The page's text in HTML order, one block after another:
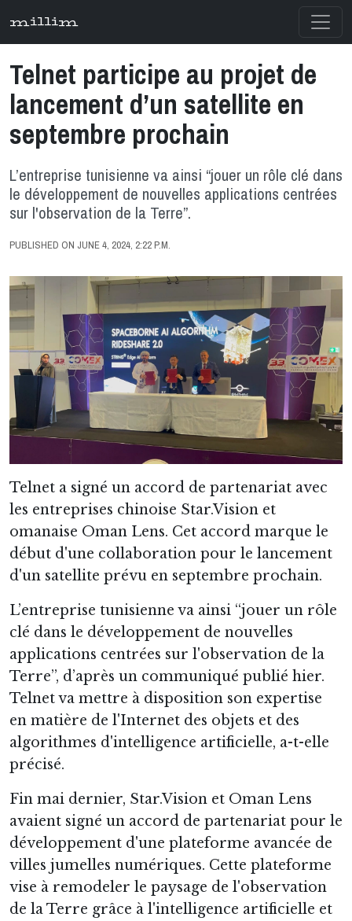
millim
Telnet participe au projet de
lancement d’un satellite en
septembre prochain
L’entreprise tunisienne va ainsi “jouer un rôle clé dans
le développement de nouvelles applications centrées
sur l'observation de la Terre”.
PUBLISHED ON JUNE 4, 2024, 2:22 P.M.
Telnet a signé un accord de partenariat avec
les entreprises chinoise Star.Vision et
omanaise Oman Lens. Cet accord marque le
début d'une collaboration pour le lancement
d'un satellite prévu en septembre prochain.
L’entreprise tunisienne va ainsi “jouer un rôle
clé dans le développement de nouvelles
applications centrées sur l'observation de la
Terre”, d’après un communiqué publié hier.
Telnet va mettre à disposition son expertise
en matière de l'Internet des objets et des
algorithmes d'intelligence artificielle, a-t-elle
précisé.
Fin mai dernier, Star.Vision et Oman Lens
avaient signé un accord de partenariat pour le
développement d'une plateforme avancée de
villes jumelles numériques. Cette plateforme
vise à remodeler le paysage de l'observation
de la Terre grâce à l'intelligence artificielle et